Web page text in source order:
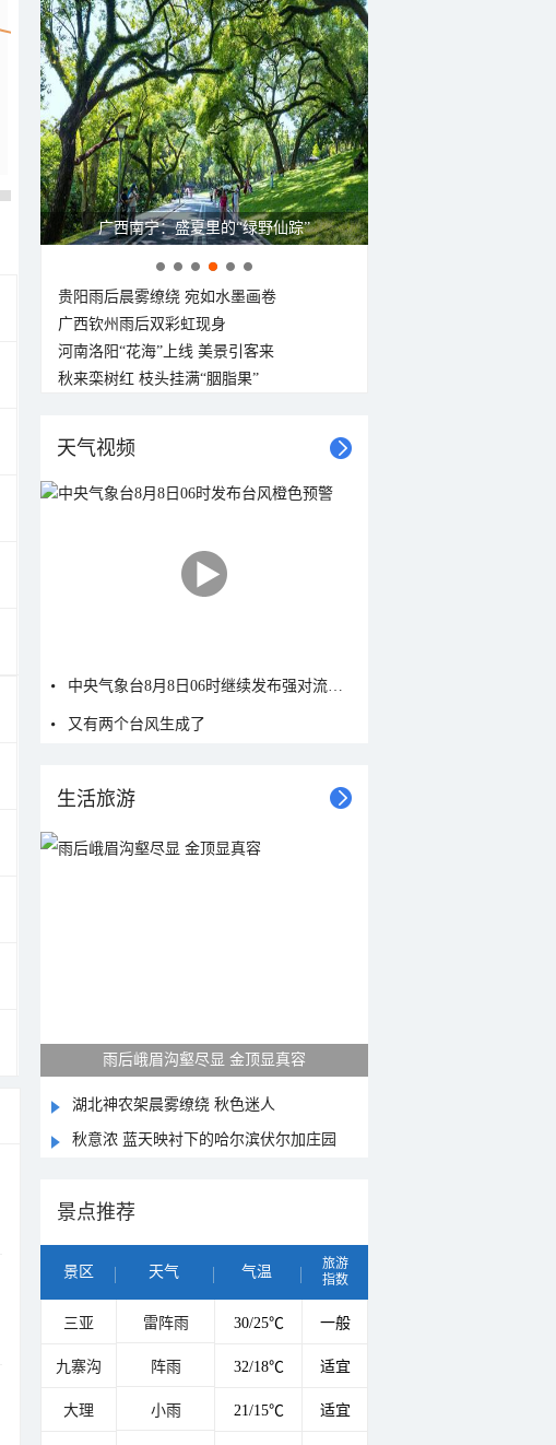
北风
<3级
东北风
<3级
东北风
<3级
北风
<3级
东北风
<3级
东北风
<3级
30°C 30°C 29°C 29°C 28°C 27°C
广西南宁：盛夏里的“绿野仙踪”
贵阳雨后晨雾缭绕 宛如水墨画卷
广西钦州雨后双彩虹现身
河南洛阳“花海”上线 美景引客来
秋来栾树红 枝头挂满“胭脂果”
天气视频
中央气象台8月8日06时继续发布强对流天气蓝色预警
又有两个台风生成了
生活旅游
雨后峨眉沟壑尽显 金顶显真容
湖北神农架晨雾缭绕 秋色迷人
秋意浓 蓝天映衬下的哈尔滨伏尔加庄园
景点推荐
景区 天气 气温
旅游
指数
三亚 雷阵雨 30/25℃ 一般
九寨沟 阵雨 32/18℃ 适宜
大理 小雨 21/15℃ 适宜